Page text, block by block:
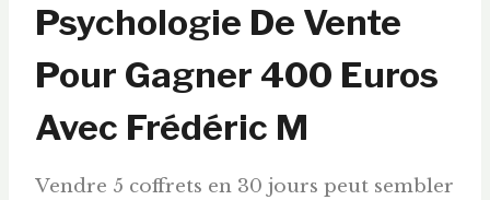
Psychologie De Vente
Pour Gagner 400 Euros
Avec Frédéric M
Vendre 5 coffrets en 30 jours peut sembler